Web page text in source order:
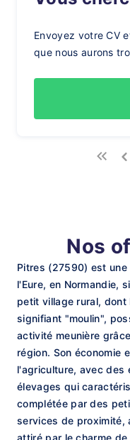
Envoyez votre CV
que nous aurons
Nos
Pitres (27590) est
l'Eure, en Normandie,
petit village rural,
signifiant "moulin",
activité meunière
région. Son économie
l'agriculture, avec des
élevages qui
complétée par des
services de proximité,
attiré par le charme